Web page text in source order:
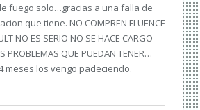
fuego solo…gracias a una falla de
que tiene. NO COMPREN FLUENCE
NO ES SERIO NO SE HACE CARGO
PROBLEMAS QUE PUEDAN TENER…
meses los vengo padeciendo.